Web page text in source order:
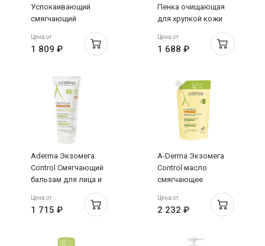
Успокаивающий
смягчающий
дерматологический
флюид для хрупкой
кожи 40мл
Цена от
1 809 ₽
Пенка очищающая
для хрупкой кожи
Цена от
1 688 ₽
Aderma Экзомега
Control Смягчающий
бальзам для лица и
Цена от
1 715 ₽
A-Derma Экзомега
Control масло
смягчающее
очищающее 500мл
сменный блок
Цена от
2 232 ₽